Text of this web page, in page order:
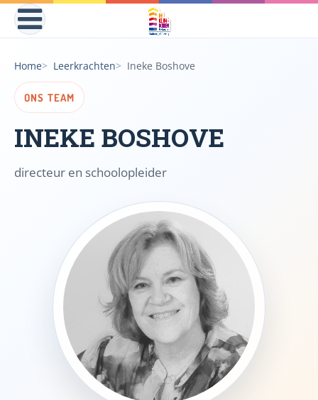
Home Leerkrachten Ineke Boshove
ONS TEAM
INEKE BOSHOVE
directeur en schoolopleider